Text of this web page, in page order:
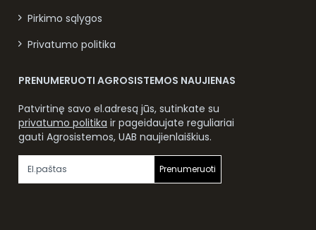
Pirkimo sąlygos
Privatumo politika
PRENUMERUOTI AGROSISTEMOS NAUJIENAS
Patvirtinę savo el.adresą jūs, sutinkate su
privatumo politika ir pageidaujate reguliariai
gauti Agrosistemos, UAB naujienlaiškius.
Prenumeruoti